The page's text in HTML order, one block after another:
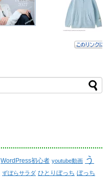
WordPress初心者 youtube動画 う
ずぼらサラダ ひとりぼっち ぼっち